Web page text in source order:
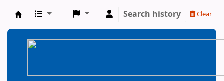
BiblioGTQ
Search history Clear